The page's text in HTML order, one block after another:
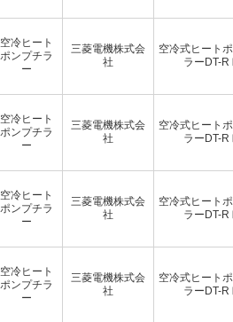
空冷ヒート
ポンプチラ
ー
三菱電機株式会
社
空冷式ヒート
ラーDT-
空冷ヒート
ポンプチラ
ー
三菱電機株式会
社
空冷式ヒート
ラーDT-
空冷ヒート
ポンプチラ
ー
三菱電機株式会
社
空冷式ヒート
ラーDT-
空冷ヒート
ポンプチラ
ー
三菱電機株式会
社
空冷式ヒート
ラーDT-